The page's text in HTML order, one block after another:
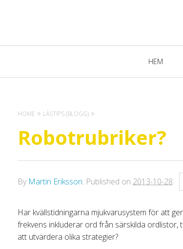
HEM
HOME LÄSTIPS (BLOGG)
Robotrubriker?
By Martin Eriksson. Published on 2013-10-28.
Har kvällstidningarna mjukvarusystem för att
frekvens inkluderar ord från särskilda ordlistor,
att utvärdera olika strategier?